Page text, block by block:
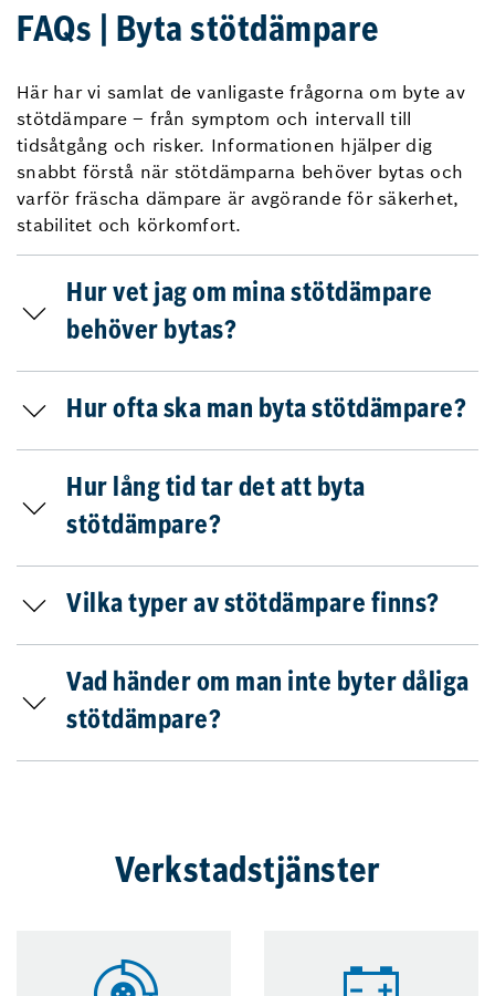
FAQs | Byta stötdämpare
Här har vi samlat de vanligaste frågorna om byte av
stötdämpare – från symptom och intervall till
tidsåtgång och risker. Informationen hjälper dig
snabbt förstå när stötdämparna behöver bytas och
varför fräscha dämpare är avgörande för säkerhet,
stabilitet och körkomfort.
Hur vet jag om mina stötdämpare
behöver bytas?
Hur ofta ska man byta stötdämpare?
Hur lång tid tar det att byta
stötdämpare?
Vilka typer av stötdämpare finns?
Vad händer om man inte byter dåliga
stötdämpare?
Verkstadstjänster